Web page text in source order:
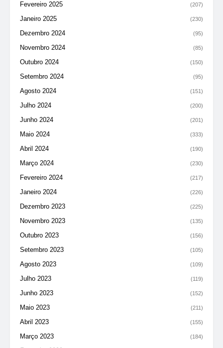
Fevereiro 2025 (207)
Janeiro 2025 (230)
Dezembro 2024 (95)
Novembro 2024 (85)
Outubro 2024 (150)
Setembro 2024 (95)
Agosto 2024 (151)
Julho 2024 (200)
Junho 2024 (201)
Maio 2024 (333)
Abril 2024 (190)
Março 2024 (230)
Fevereiro 2024 (217)
Janeiro 2024 (226)
Dezembro 2023 (225)
Novembro 2023 (135)
Outubro 2023 (156)
Setembro 2023 (105)
Agosto 2023 (109)
Julho 2023 (119)
Junho 2023 (152)
Maio 2023 (211)
Abril 2023 (155)
Março 2023 (184)